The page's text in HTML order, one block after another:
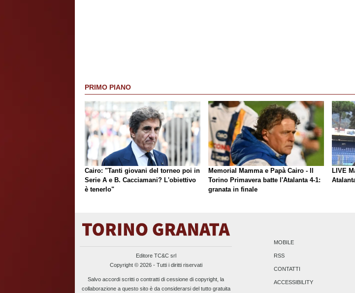
PRIMO PIANO
Cairo: "Tanti giovani del torneo poi in
Serie A e B. Cacciamani? L'obiettivo
è tenerlo"
Memorial Mamma e Papà Cairo - Il
Torino Primavera batte l'Atalanta 4-1:
granata in finale
LIVE
Editore TC&C srl
Copyright © 2026 - Tutti i diritti riservati
Salvo accordi scritti o contratti di cessione di copyright, la
collaborazione a questo sito è da considerarsi del tutto gratuita
MOBILE
RSS
CONTATTI
ACCESSIBILITY